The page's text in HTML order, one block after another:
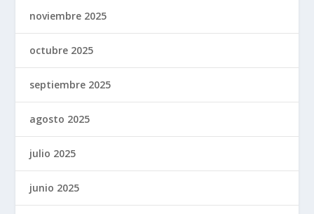
noviembre 2025
octubre 2025
septiembre 2025
agosto 2025
julio 2025
junio 2025